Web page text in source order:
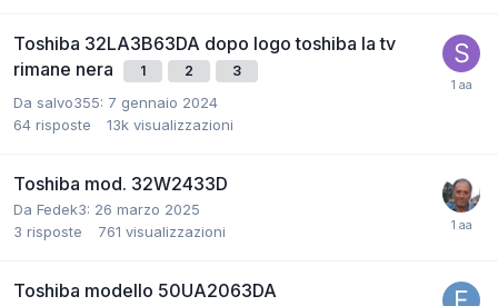
Toshiba 32LA3B63DA dopo logo toshiba la tv
rimane nera
1 2 3
Da salvo355: 7 gennaio 2024
64 risposte 13k visualizzazioni
Toshiba mod. 32W2433D
Da Fedek3: 26 marzo 2025
3 risposte 761 visualizzazioni
Toshiba modello 50UA2063DA